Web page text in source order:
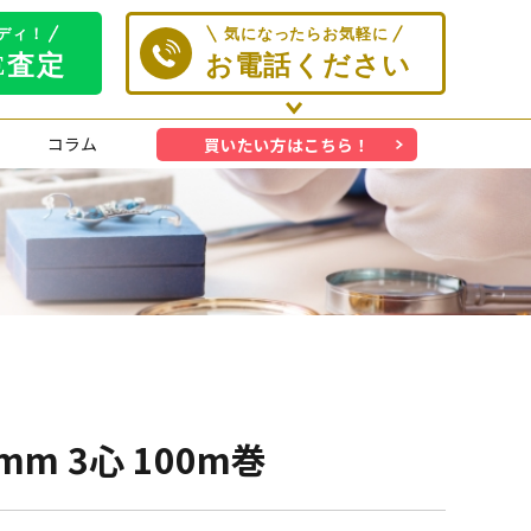
コラム 買いたい方はこちら！
3心 100m巻